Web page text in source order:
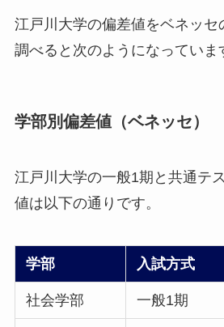
江戸川大学の偏差値をベネッセ
調べると次のようになっていま
学部別偏差値（ベネッセ）
江戸川大学の一般1期と共通テ
値は以下の通りです。
学部 入試方式
社会学部 一般1期